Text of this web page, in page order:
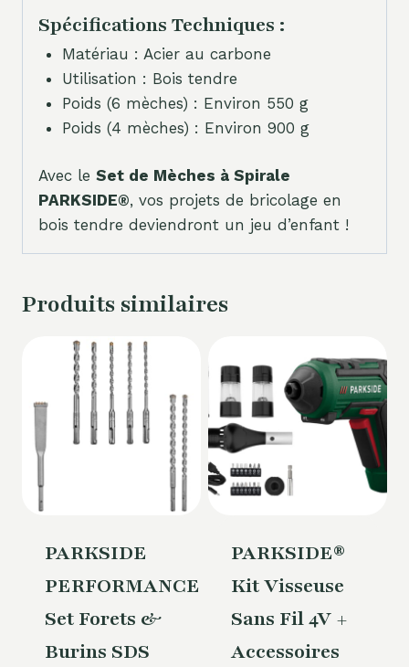
Spécifications Techniques :
Matériau : Acier au carbone
Utilisation : Bois tendre
Poids (6 mèches) : Environ 550 g
Poids (4 mèches) : Environ 900 g
Avec le Set de Mèches à Spirale
PARKSIDE®, vos projets de bricolage en
bois tendre deviendront un jeu d’enfant !
Produits similaires
PARKSIDE
PERFORMANCE®
Set Forets &
Burins SDS
PARKSIDE®
Kit Visseuse
Sans Fil 4V +
Accessoires